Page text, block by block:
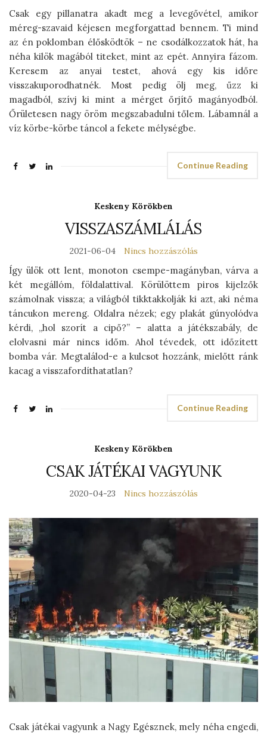
Csak egy pillanatra akadt meg a levegővétel, amikor
méreg-szavaid kéjesen megforgattad bennem. Ti mind
az én poklomban élősködtök – ne csodálkozzatok hát, ha
néha kilök magából titeket, mint az epét. Annyira fázom.
Keresem az anyai testet, ahová egy kis időre
visszakuporodhatnék. Most pedig ölj meg, űzz ki
magadból, szívj ki mint a mérget őrjítő magányodból.
Őrületesen nagy öröm megszabadulni tőlem. Lábamnál a
víz körbe-körbe táncol a fekete mélységbe.
Continue Reading
Keskeny Körökben
VISSZASZÁMLÁLÁS
2021-06-04 Nincs hozzászólás
Így ülök ott lent, monoton csempe-magányban, várva a
két megállóm, földalattival. Körülöttem piros kijelzők
számolnak vissza; a világból tikktakkolják ki azt, aki néma
táncukon mereng. Oldalra nézek; egy plakát gúnyolódva
kérdi, „hol szorít a cipő?” – alatta a játékszabály, de
elolvasni már nincs időm. Ahol tévedek, ott időzített
bomba vár. Megtalálod-e a kulcsot hozzánk, mielőtt ránk
kacag a visszafordíthatatlan?
Continue Reading
Keskeny Körökben
CSAK JÁTÉKAI VAGYUNK
2020-04-23 Nincs hozzászólás
Csak játékai vagyunk a Nagy Egésznek, mely néha engedi,